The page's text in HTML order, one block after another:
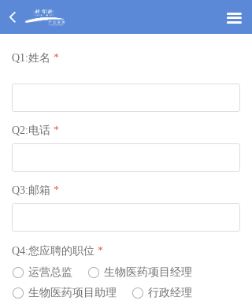
Q1:姓名 *
Q2:电话 *
Q3:邮箱 *
Q4:您应聘的职位 *
ꀐ 运营总监 ꀐ 生物医药项目经理
ꀐ 生物医药项目助理 ꀐ 行政经理
넳 끀
끀